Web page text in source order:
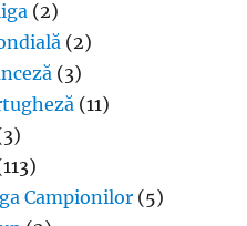
(2)
(2)
(3)
(11)
Campionilor (5)